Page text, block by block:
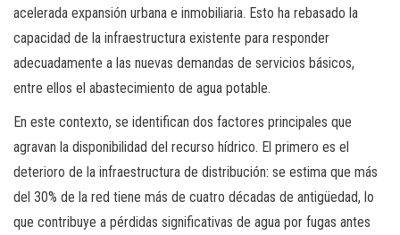
acelerada expansión urbana e inmobiliaria. Esto ha rebasado la
capacidad de la infraestructura existente para responder
adecuadamente a las nuevas demandas de servicios básicos,
entre ellos el abastecimiento de agua potable.
En este contexto, se identifican dos factores principales que
agravan la disponibilidad del recurso hídrico. El primero es el
deterioro de la infraestructura de distribución: se estima que más
del 30% de la red tiene más de cuatro décadas de antigüedad, lo
que contribuye a pérdidas significativas de agua por fugas antes